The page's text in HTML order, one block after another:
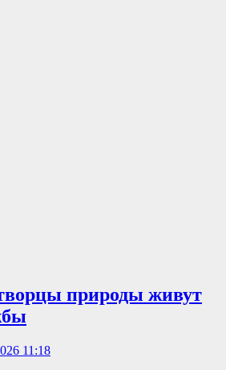
природы живут
11:18